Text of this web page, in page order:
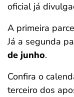
oficial já
A primeira
Já a segunda
de junho.
Confira o
terceiro dos